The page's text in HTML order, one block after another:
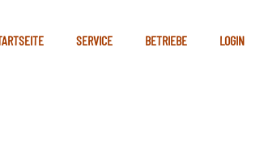
SERVICE BETRIEBE LOGIN